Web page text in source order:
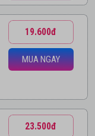
19.600đ
MUA NGAY
23.500đ